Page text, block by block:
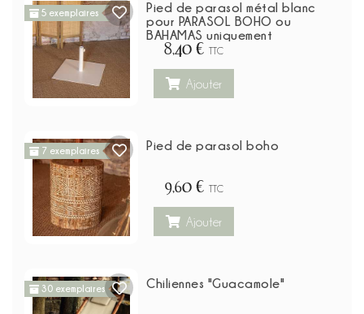
5 exemplaires
Pied de parasol métal blanc
pour PARASOL BOHO ou
BAHAMAS uniquement
8,40 € TTC
Ajouter
7 exemplaires Pied de parasol boho
9,60 € TTC
Ajouter
30 exemplaires Chiliennes "Guacamole"